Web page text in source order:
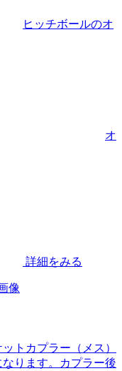
ヒッチボールのオ
オ
詳細をみる
トカプラー（メス）
ります。カプラー後